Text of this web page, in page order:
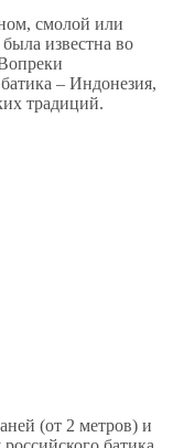
смолой или
известна во
– Индонезия,
традиций.
(от 2 метров) и